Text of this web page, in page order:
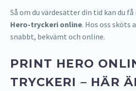
Så om du värdesätter din tid kan du
Hero-tryckeri online. Hos oss
snabbt, bekvämt och online.
PRINT HERO
TRYCKERI – HÄR